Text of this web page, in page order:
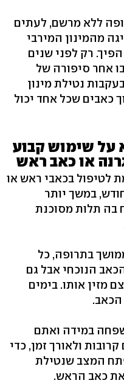
ללא מרשם, לעתים
מהמינון המירבי
רק לפני שנים
אחר סיפורה של
נטילת מינון
כאבים שכל אחד יכול
על שימוש קבוע
או כאב ראש
לטיפול בכאבי ראש או
במשך יותר
בה תלות מסוכנת
בתרופה, כל
הנוכחי אבל גם
מזין אותו. בימים
הכאב.
במידה ואתם
ולאורך זמן, כדי
המצב שנטילת
כאב הראש.